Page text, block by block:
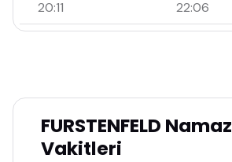
20:11
22:06
FURSTENFELD Namaz
Vakitleri